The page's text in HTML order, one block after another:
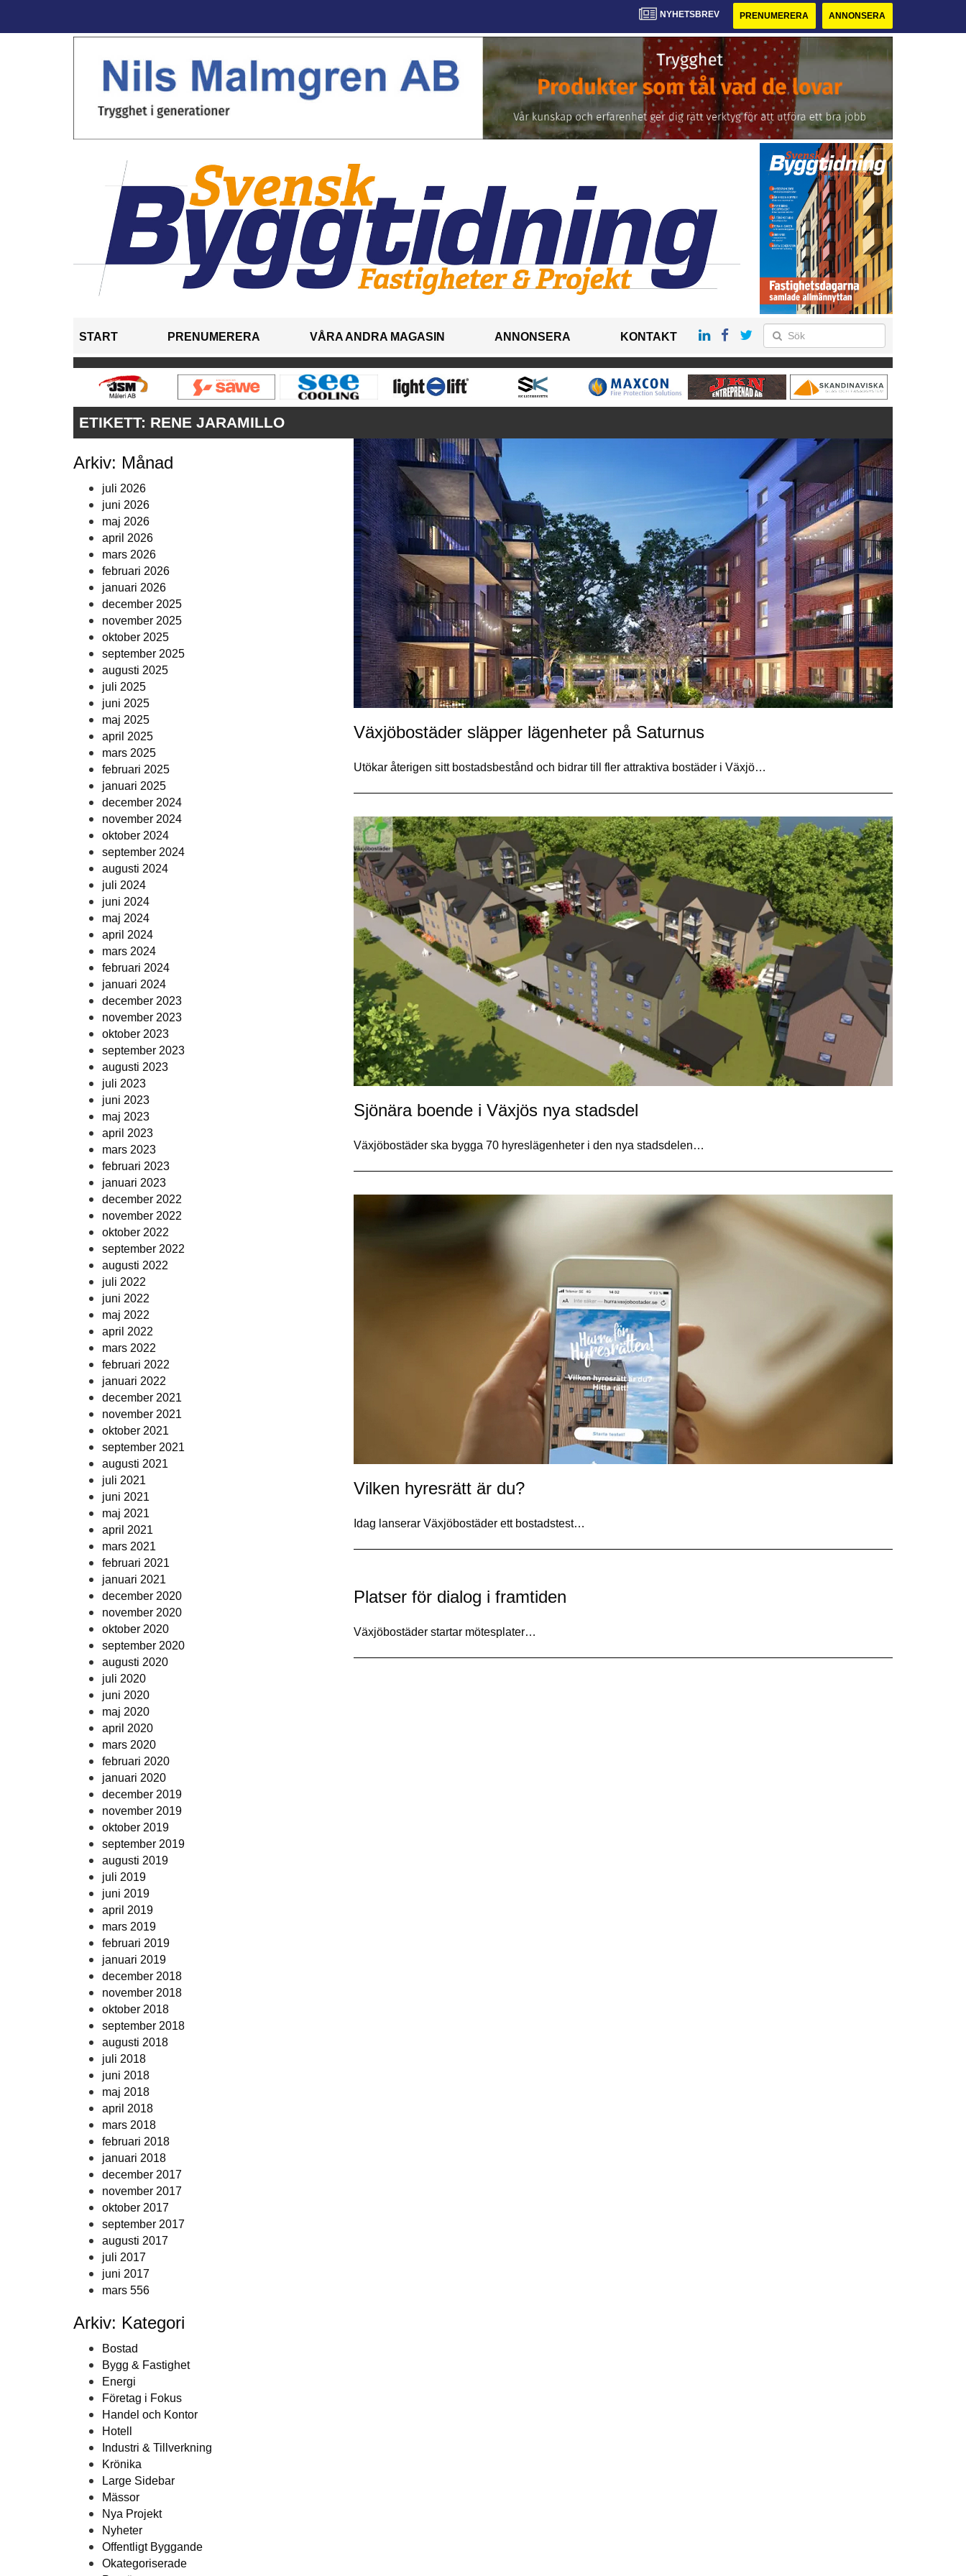
NYHETSBREV PRENUMERERA ANNONSERA
START PRENUMERERA VÅRA ANDRA MAGASIN ANNONSERA KONTAKT
ETIKETT: RENE JARAMILLO
Arkiv: Månad
juli 2026
juni 2026
maj 2026
april 2026
mars 2026
februari 2026
januari 2026
december 2025
november 2025
oktober 2025
september 2025
augusti 2025
juli 2025
juni 2025
maj 2025
april 2025
mars 2025
februari 2025
januari 2025
december 2024
november 2024
oktober 2024
september 2024
augusti 2024
juli 2024
juni 2024
maj 2024
april 2024
mars 2024
februari 2024
januari 2024
december 2023
november 2023
oktober 2023
september 2023
augusti 2023
juli 2023
juni 2023
maj 2023
april 2023
mars 2023
februari 2023
januari 2023
december 2022
november 2022
oktober 2022
september 2022
augusti 2022
juli 2022
juni 2022
maj 2022
april 2022
mars 2022
februari 2022
januari 2022
december 2021
november 2021
oktober 2021
september 2021
augusti 2021
juli 2021
juni 2021
maj 2021
april 2021
mars 2021
februari 2021
januari 2021
december 2020
november 2020
oktober 2020
september 2020
augusti 2020
juli 2020
juni 2020
maj 2020
april 2020
mars 2020
februari 2020
januari 2020
december 2019
november 2019
oktober 2019
september 2019
augusti 2019
juli 2019
juni 2019
april 2019
mars 2019
februari 2019
januari 2019
december 2018
november 2018
oktober 2018
september 2018
augusti 2018
juli 2018
juni 2018
maj 2018
april 2018
mars 2018
februari 2018
januari 2018
december 2017
november 2017
oktober 2017
september 2017
augusti 2017
juli 2017
juni 2017
mars 556
Arkiv: Kategori
Bostad
Bygg & Fastighet
Energi
Företag i Fokus
Handel och Kontor
Hotell
Industri & Tillverkning
Krönika
Large Sidebar
Mässor
Nya Projekt
Nyheter
Offentligt Byggande
Okategoriserade
Växjöbostäder släpper lägenheter på Saturnus
Utökar återigen sitt bostadsbestånd och bidrar till fler attraktiva bostäder i Växjö…
Sjönära boende i Växjös nya stadsdel
Växjöbostäder ska bygga 70 hyreslägenheter i den nya stadsdelen…
Vilken hyresrätt är du?
Idag lanserar Växjöbostäder ett bostadstest…
Platser för dialog i framtiden
Växjöbostäder startar mötesplater…